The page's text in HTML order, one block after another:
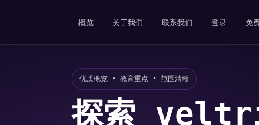
概览 关于我们 联系我们 登录 免
优质概览 • 教育重点 • 范围清晰
探索